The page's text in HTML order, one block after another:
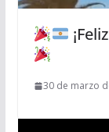
30 de marzo